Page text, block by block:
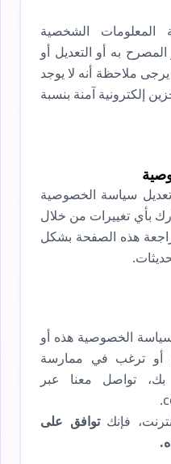
المعلومات الشخصية
به أو التعديل أو
ملاحظة أنه لا يوجد
إلكترونية آمنة بنسبة
سياسة الخصوصية
بأي تغييرات من خلال
هذه الصفحة بشكل
الخصوصية هذه أو
أو ترغب في ممارسة
تواصل معنا عبر
فإنكتوافق على